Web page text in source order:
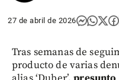
27 de abril de 2026
Tras semanas de
producto de varias